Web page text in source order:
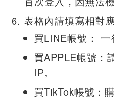
表格內請填寫相對
買LINE帳號： 一
買APPLE帳號：
IP。
買TikTok帳號：